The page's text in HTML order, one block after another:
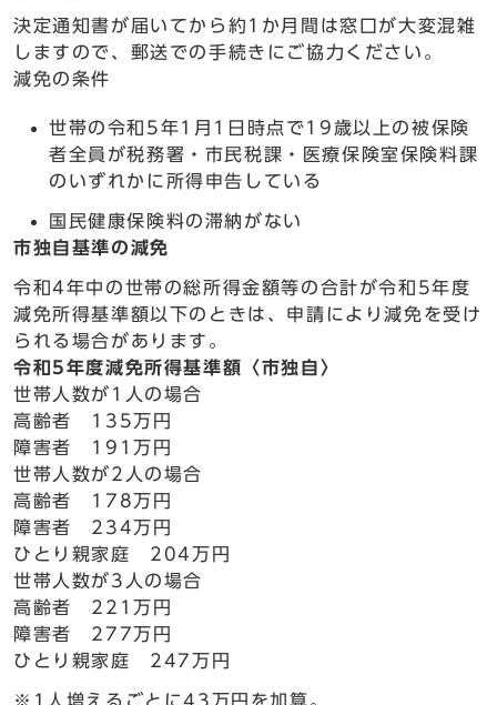
決定通知書が届いてから約1か月間は窓口が大変混雑
しますので、郵送での手続きにご協力ください。
減免の条件
世帯の令和5年1月1日時点で19歳以上の被保険
者全員が税務署・市民税課・医療保険室保険料課
のいずれかに所得申告している
国民健康保険料の滞納がない
市独自基準の減免
令和4年中の世帯の総所得金額等の合計が令和5年度
減免所得基準額以下のときは、申請により減免を受け
られる場合があります。
令和5年度減免所得基準額〈市独自〉
世帯人数が1人の場合
高齢者 135万円
障害者 191万円
世帯人数が2人の場合
高齢者 178万円
障害者 234万円
ひとり親家庭 204万円
世帯人数が3人の場合
高齢者 221万円
障害者 277万円
ひとり親家庭 247万円
※1人増えるごとに43万円を加算。